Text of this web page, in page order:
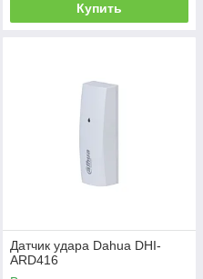
Купить
Датчик удара Dahua DHI-
ARD416